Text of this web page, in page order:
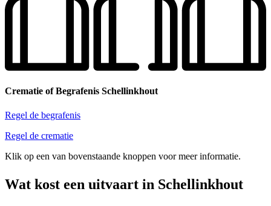
Crematie of Begrafenis Schellinkhout
Regel de begrafenis
Regel de crematie
Klik op een van bovenstaande knoppen voor meer informatie.
Wat kost een uitvaart in Schellinkhout